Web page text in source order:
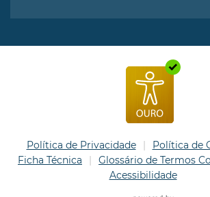
Política de Privacidade
Política de
Ficha Técnica
Glossário de Termos
Acessibilidade